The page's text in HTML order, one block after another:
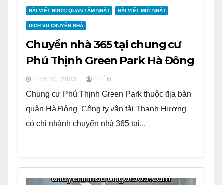
BÀI VIẾT ĐƯỢC QUAN TÂM NHẤT BÀI VIẾT MỚI NHẤT
DỊCH VỤ CHUYỂN NHÀ
Chuyển nhà 365 tại chung cư
Phú Thịnh Green Park Hà Đông
TH6 20, 2023 LIÊN
Chung cư Phú Thịnh Green Park thuộc địa bàn
quận Hà Đông. Công ty vận tải Thanh Hương
có chi nhánh chuyển nhà 365 tại...